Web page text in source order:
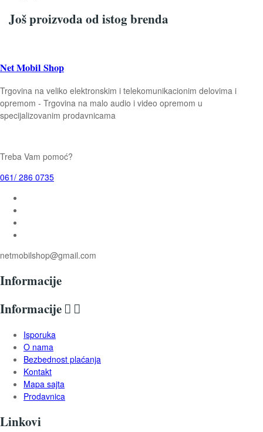
Još proizvoda od istog brenda
Net Mobil Shop
Trgovina na veliko elektronskim i telekomunikacionim delovima i
opremom - Trgovina na malo audio i video opremom u
specijalizovanim prodavnicama
Treba Vam pomoć?
061/ 286 0735
netmobilshop@gmail.com
Informacije
Informacije  
Isporuka
O nama
Bezbednost plaćanja
Kontakt
Mapa sajta
Prodavnica
Linkovi